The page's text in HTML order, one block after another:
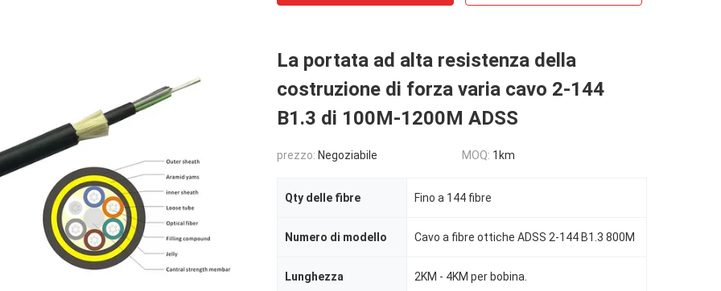
La portata ad alta resistenza della
costruzione di forza varia cavo 2-144
B1.3 di 100M-1200M ADSS
prezzo: Negoziabile MOQ: 1km
Qty delle fibre Fino a 144 fibre
Numero di modello Cavo a fibre ottiche ADSS 2-144 B1.3 800M
Lunghezza 2KM - 4KM per bobina.